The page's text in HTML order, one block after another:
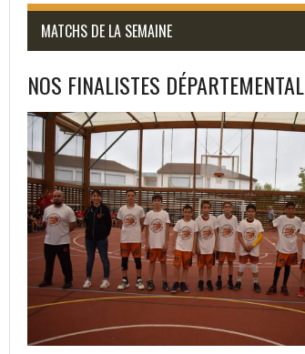
MATCHS DE LA SEMAINE
NOS FINALISTES DÉPARTEMENTAL